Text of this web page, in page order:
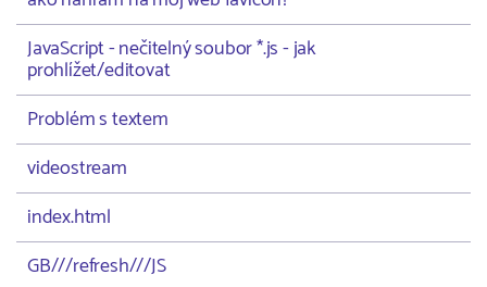
JavaScript - nečitelný soubor *.js - jak
prohlížet/editovat
Problém s textem
videostream
index.html
GB///refresh///JS